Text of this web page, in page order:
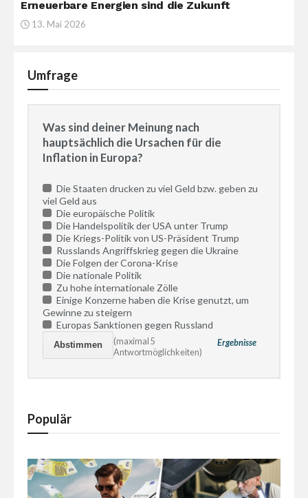
Erneuerbare Energien sind die Zukunft
13. Mai 2026
Umfrage
Was sind deiner Meinung nach
hauptsächlich die Ursachen für die
Inflation in Europa?
Die Staaten drucken zu viel Geld bzw. geben zu
viel Geld aus
Die europäische Politik
Die Handelspolitik der USA unter Trump
Die Kriegs-Politik von US-Präsident Trump
Russlands Angriffskrieg gegen die Ukraine
Die Folgen der Corona-Krise
Die nationale Politik
Zu hohe internationale Zölle
Einige Konzerne haben die Krise genutzt, um
Gewinne zu steigern
Europas Sanktionen gegen Russland
Ergebnisse
(maximal 5
Antwortmöglichkeiten)
Populär